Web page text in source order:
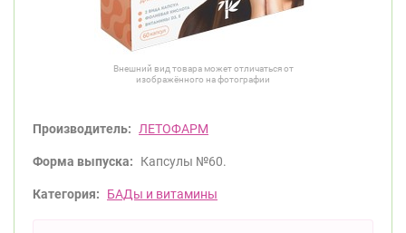
Внешний вид товара может отличаться от
изображённого на фотографии
Производитель: ЛЕТОФАРМ
Форма выпуска: Капсулы №60.
Категория: БАДы и витамины